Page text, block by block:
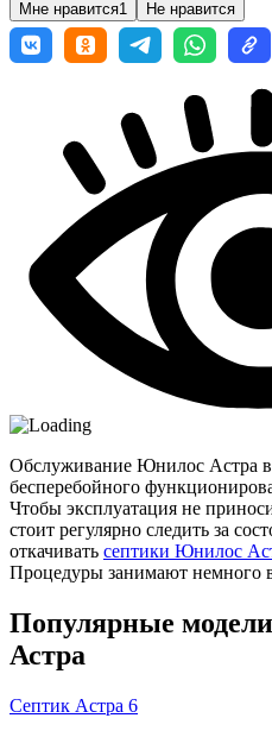
Мне нравится1 Не нравится
Обслуживание Юнилос Астра
бесперебойного
Чтобы эксплуатация не
стоит регулярно следить за
откачивать септики Юнилос
Процедуры занимают немного
Популярные
Астра
Септик Астра 6